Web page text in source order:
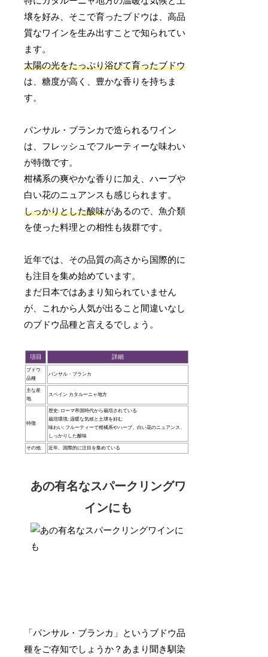
壌を好み、そこで育ったブドウは、高品
質なワインを生み出すことで知られてい
ます。
太陽の光をたっぷり浴びて育ったブドウ
は、糖度が高く、豊かな香りを持ちま
す。
パンサル・ブランカで造られるワイン
は、フレッシュでフルーティーな味わい
が特徴です。
柑橘系の爽やかな香りに加え、ハーブや
白い花のニュアンスも感じられます。
しっかりとした酸味があるので、魚介類
を使った料理との相性も抜群です。
近年では、その品質の高さから国際的に
も注目を集め始めています。
まだ日本ではあまり知られていません
が、これから人気が出ること間違いなし
のブドウ品種と言えるでしょう。
項目 詳細
ブドウ
品種
パンサル・ブランカ
主な産
地
スペイン カタルーニャ地方
特徴
歴史: ローマ帝国時代から栽培されている
栽培環境: 温暖な気候と土壌を好む
味わい: フルーティーで柑橘系やハーブ、白い花のニュアンス、
しっかりした酸味
その他 近年、国際的に注目を集めている
あの有名なスパークリングワ
インにも
「パンサル・ブランカ」というブドウ品
種をご存知でしょうか？あまり聞き馴染